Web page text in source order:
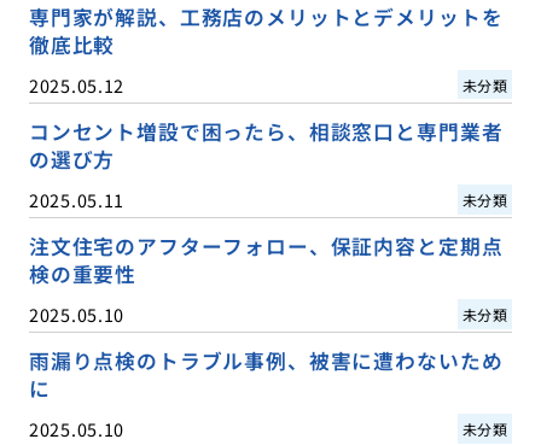
専門家が解説、工務店のメリットとデメリットを
徹底比較
2025.05.12 未分類
コンセント増設で困ったら、相談窓口と専門業者
の選び方
2025.05.11 未分類
注文住宅のアフターフォロー、保証内容と定期点
検の重要性
2025.05.10 未分類
雨漏り点検のトラブル事例、被害に遭わないため
に
2025.05.10 未分類